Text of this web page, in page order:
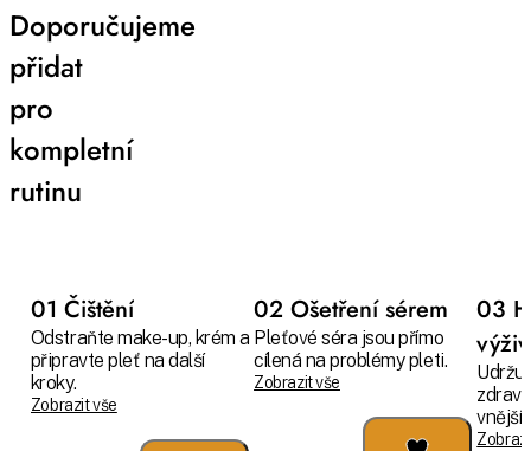
Doporučujeme
přidat
pro
kompletní
rutinu
01 Čištění
Odstraňte make-up, krém a
připravte pleť na další
kroky.
Zobrazit vše
02 Ošetření sérem
Pleťové séra jsou přímo
cílená na problémy pleti.
Zobrazit vše
03